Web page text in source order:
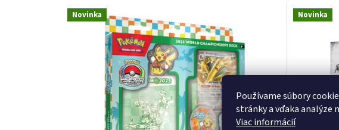
Používame súbory
stránky a vďaka analýze
Viac informácií
Novinka Novinka